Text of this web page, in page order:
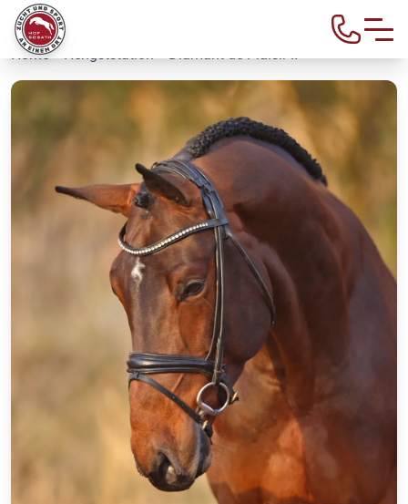
Home>Hengststation> Diamant de Plaisir II